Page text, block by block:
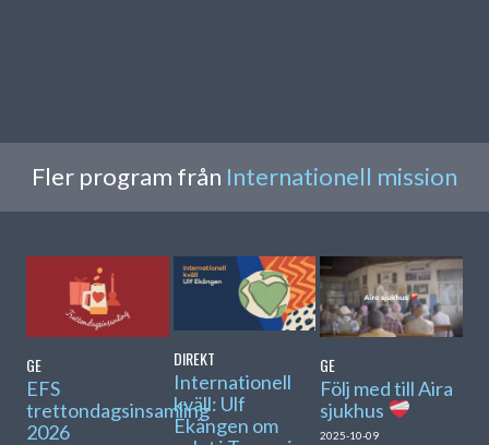
Fler program från Internationell mission
GE
EFS
trettondagsinsamling
2026
DIREKT
Internationell
kväll: Ulf
Ekängen om
GE
Följ med till Aira
sjukhus
2025-10-09